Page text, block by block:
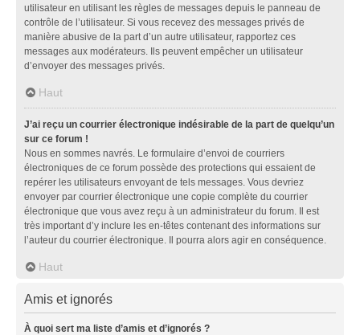
utilisateur en utilisant les règles de messages depuis le panneau de
contrôle de l’utilisateur. Si vous recevez des messages privés de
manière abusive de la part d’un autre utilisateur, rapportez ces
messages aux modérateurs. Ils peuvent empêcher un utilisateur
d’envoyer des messages privés.
Haut
J’ai reçu un courrier électronique indésirable de la part de quelqu’un
sur ce forum !
Nous en sommes navrés. Le formulaire d’envoi de courriers
électroniques de ce forum possède des protections qui essaient de
repérer les utilisateurs envoyant de tels messages. Vous devriez
envoyer par courrier électronique une copie complète du courrier
électronique que vous avez reçu à un administrateur du forum. Il est
très important d’y inclure les en-têtes contenant des informations sur
l’auteur du courrier électronique. Il pourra alors agir en conséquence.
Haut
Amis et ignorés
À quoi sert ma liste d’amis et d’ignorés ?